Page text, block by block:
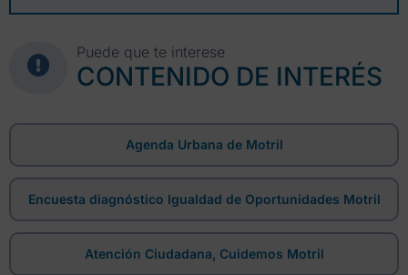
Puede que te interese
CONTENIDO DE INTERÉS
Agenda Urbana de Motril
Encuesta diagnóstico Igualdad de Oportunidades Motril
Atención Ciudadana, Cuidemos Motril